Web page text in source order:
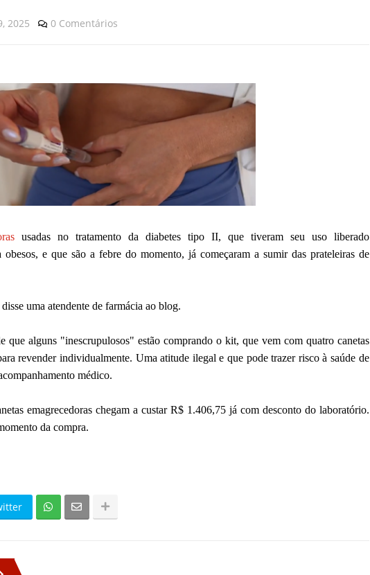
2025 0 Comentários
usadas no tratamento da diabetes tipo II, que tiveram seu uso liberado
obesos, e que são a febre do momento, já começaram a sumir das prateleiras de
uma atendente de farmácia ao blog.
que alguns "inescrupulosos" estão comprando o kit, que vem com quatro canetas
revender individualmente. Uma atitude ilegal e que pode trazer risco à saúde de
médico.
emagrecedoras chegam a custar R$ 1.406,75 já com desconto do laboratório.
da compra.